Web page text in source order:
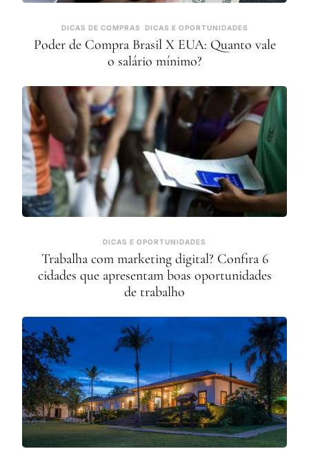
DICAS DE COMPRAS DICAS E OPORTUNIDADES
Poder de Compra Brasil X EUA: Quanto vale
o salário mínimo?
DICAS E OPORTUNIDADES
Trabalha com marketing digital? Confira 6
cidades que apresentam boas oportunidades
de trabalho